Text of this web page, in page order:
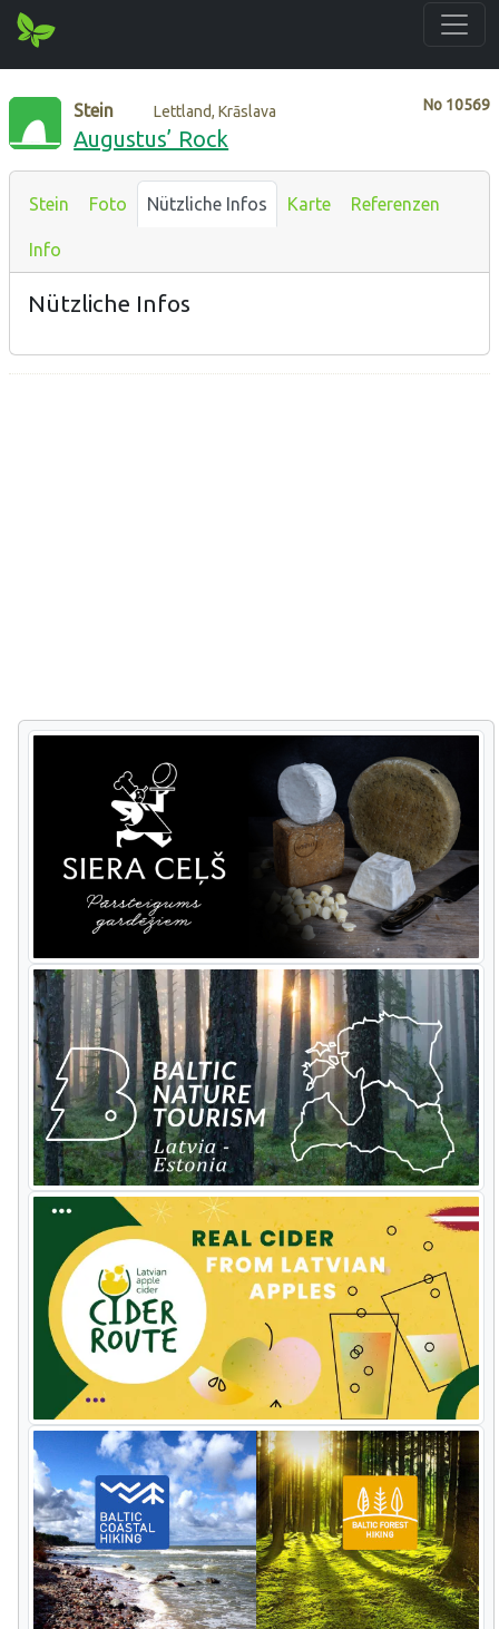
No 10569
Stein Lettland, Krāslava
Augustus’ Rock
Stein Foto Nützliche Infos Karte Referenzen
Info
Nützliche Infos